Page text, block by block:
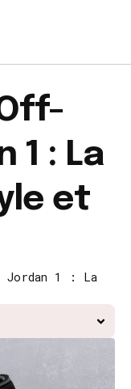
1 : La
et
Jordan 1 : La